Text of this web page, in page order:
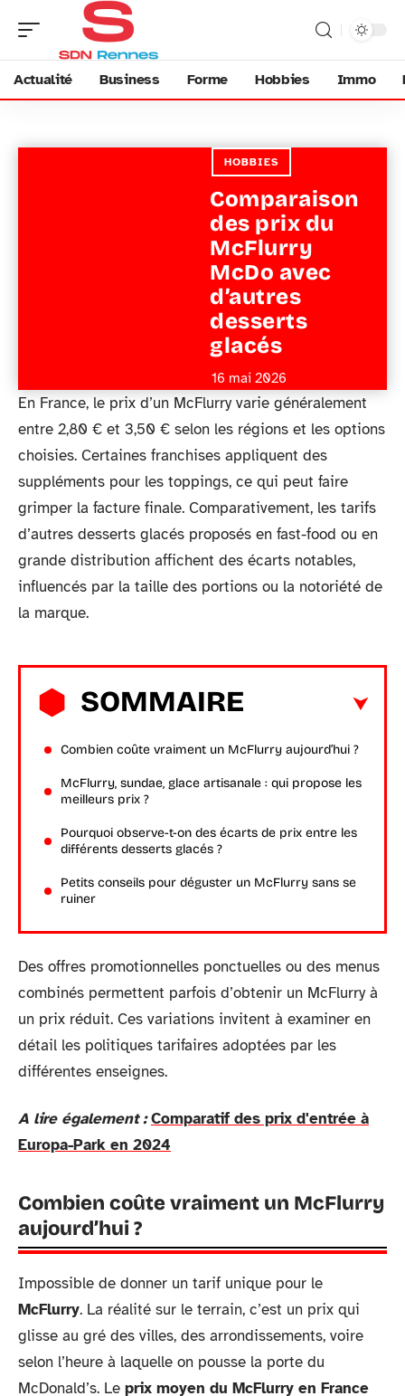
Actualité Business Forme Hobbies Immo
HOBBIES
Comparaison
des prix du
McFlurry
McDo avec
d’autres
desserts
glacés
16 mai 2026
En France, le prix d’un McFlurry varie généralement
entre 2,80 € et 3,50 € selon les régions et les options
choisies. Certaines franchises appliquent des
suppléments pour les toppings, ce qui peut faire
grimper la facture finale. Comparativement, les tarifs
d’autres desserts glacés proposés en fast-food ou en
grande distribution affichent des écarts notables,
influencés par la taille des portions ou la notoriété de
la marque.
SOMMAIRE
Combien coûte vraiment un McFlurry aujourd’hui ?
McFlurry, sundae, glace artisanale : qui propose les
meilleurs prix ?
Pourquoi observe-t-on des écarts de prix entre les
différents desserts glacés ?
Petits conseils pour déguster un McFlurry sans se
ruiner
Des offres promotionnelles ponctuelles ou des menus
combinés permettent parfois d’obtenir un McFlurry à
un prix réduit. Ces variations invitent à examiner en
détail les politiques tarifaires adoptées par les
différentes enseignes.
A lire également : Comparatif des prix d'entrée à
Europa-Park en 2024
Combien coûte vraiment un McFlurry
aujourd’hui ?
Impossible de donner un tarif unique pour le
McFlurry. La réalité sur le terrain, c’est un prix qui
glisse au gré des villes, des arrondissements, voire
selon l’heure à laquelle on pousse la porte du
McDonald’s. Le prix moyen du McFlurry en France